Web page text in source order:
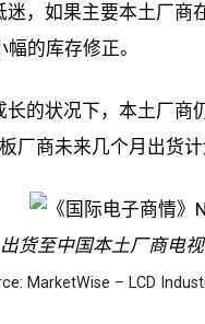
，如果主要本土厂商
的库存修正。
的状况下，本土厂商
厂商未来几个月出货计
货至中国本土厂商电
MarketWise – LCD